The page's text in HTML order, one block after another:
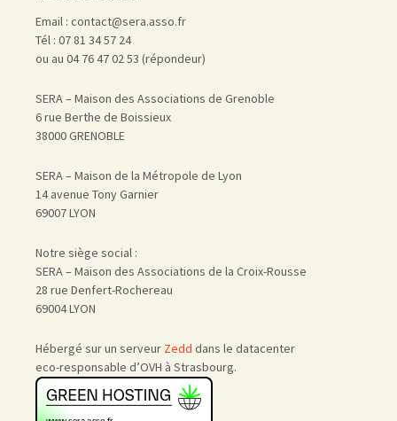
Email : contact@sera.asso.fr
Tél : 07 81 34 57 24
ou au 04 76 47 02 53 (répondeur)
SERA – Maison des Associations de Grenoble
6 rue Berthe de Boissieux
38000 GRENOBLE
SERA – Maison de la Métropole de Lyon
14 avenue Tony Garnier
69007 LYON
Notre siège social :
SERA – Maison des Associations de la Croix-Rousse
28 rue Denfert-Rochereau
69004 LYON
Hébergé sur un serveur Zedd dans le datacenter
eco-responsable d’OVH à Strasbourg.